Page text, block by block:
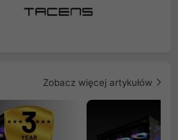
Zobacz więcej artykułów